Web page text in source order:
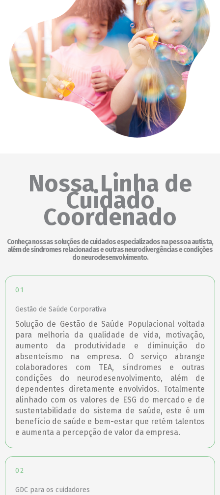
Nossa Linha de
Cuidado
Coordenado
Conheça nossas soluções de cuidados especializados na pessoa autista,
além de síndromes relacionadas e outras neurodivergências e condições
do neurodesenvolvimento.
01
Gestão de Saúde Corporativa
Solução de Gestão de Saúde Populacional voltada
para melhoria da qualidade de vida, motivação,
aumento da produtividade e diminuição do
absenteísmo na empresa. O serviço abrange
colaboradores com TEA, síndromes e outras
condições do neurodesenvolvimento, além de
dependentes diretamente envolvidos. Totalmente
alinhado com os valores de ESG do mercado e de
sustentabilidade do sistema de saúde, este é um
benefício de saúde e bem-estar que retém talentos
e aumenta a percepção de valor da empresa.
02
GDC para os cuidadores
usado.
Experiência
Para que o
nosso site
funcione o
melhor
possível
durante a sua
visita. Se você
recusar esses
cookies,
algumas
funcionalidades
desaparecerão
Marketing
Ao compartilhar
seus interesses
e
comportamento
ao visitar nosso
site, você
chance de ver
conteúdo e
ofertas